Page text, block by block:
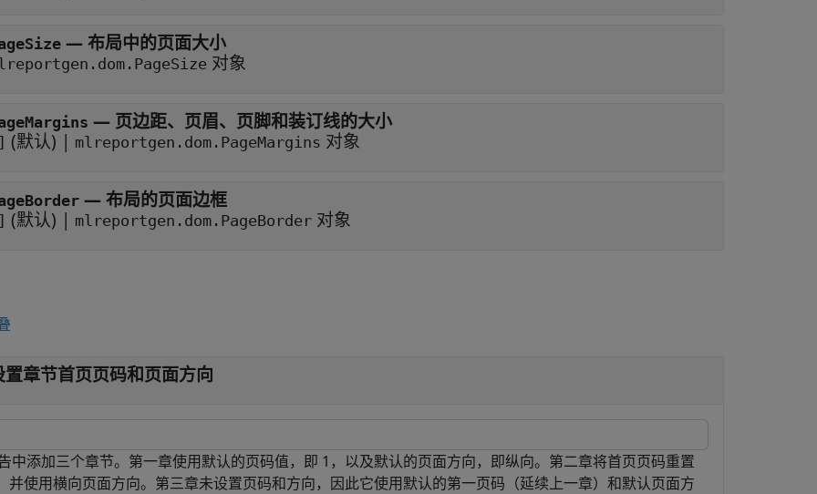
—布局中的页面大小
对象
— 页边距、页眉、页脚和装订线的大小
(默认) | mlreportgen.dom.PageMargins 对象
—布局的页面边框
(默认) | mlreportgen.dom.PageBorder 对象
置章节首页页码和页面方向
中添加三个章节。第一章使用默认的页码值，即 1，以及默认的页面方向，即纵向。第二章将首页页码重置
并使用横向页面方向。第三章未设置页码和方向，因此它使用默认的第一页码（延续上一章）和默认页面方